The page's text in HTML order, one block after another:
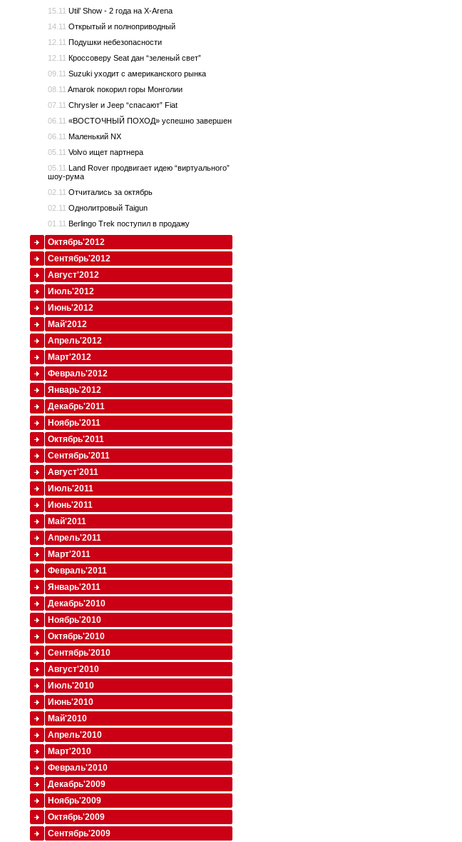
15.11 Util’ Show - 2 года на X-Arena
14.11 Открытый и полноприводный
12.11 Подушки небезопасности
12.11 Кроссоверу Seat дан “зеленый свет”
09.11 Suzuki уходит с американского рынка
08.11 Amarok покорил горы Монголии
07.11 Chrysler и Jeep “спасают” Fiat
06.11 «ВОСТОЧНЫЙ ПОХОД» успешно завершен
06.11 Маленький NX
05.11 Volvo ищет партнера
05.11 Land Rover продвигает идею “виртуального”
шоу-рума
02.11 Отчитались за октябрь
02.11 Однолитровый Taigun
01.11 Berlingo Trek поступил в продажу
Октябрь'2012
Сентябрь'2012
Август'2012
Июль'2012
Июнь'2012
Май'2012
Апрель'2012
Март'2012
Февраль'2012
Январь'2012
Декабрь'2011
Ноябрь'2011
Октябрь'2011
Сентябрь'2011
Август'2011
Июль'2011
Июнь'2011
Май'2011
Апрель'2011
Март'2011
Февраль'2011
Январь'2011
Декабрь'2010
Ноябрь'2010
Октябрь'2010
Сентябрь'2010
Август'2010
Июль'2010
Июнь'2010
Май'2010
Апрель'2010
Март'2010
Февраль'2010
Декабрь'2009
Ноябрь'2009
Октябрь'2009
Сентябрь'2009